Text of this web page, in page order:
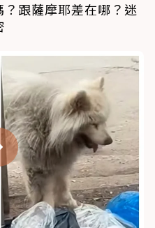
跟薩摩耶差在哪？迷